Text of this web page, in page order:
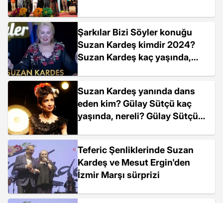
Şarkılar Bizi Söyler konuğu
Suzan Kardeş kimdir 2024?
Suzan Kardeş kaç yaşında,
Suzan Kardeş yanında dans
eden kim? Gülay Sütçü kaç
yaşında, nereli? Gülay Sütçü
Teferic Şenliklerinde Suzan
Kardeş ve Mesut Ergin'den
İzmir Marşı sürprizi